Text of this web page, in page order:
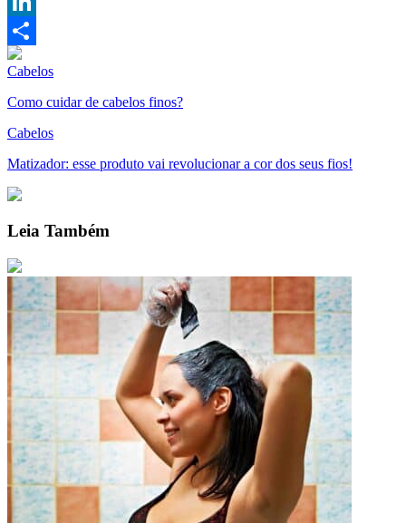
LinkedIn
Compartilhar
Cabelos
Como cuidar de cabelos finos?
Cabelos
Matizador: esse produto vai revolucionar a cor dos seus fios!
Leia Também